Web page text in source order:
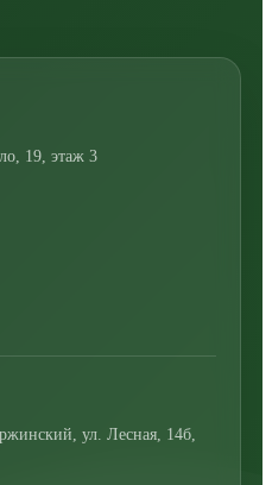
19, этаж 3
ул. Лесная, 14б,